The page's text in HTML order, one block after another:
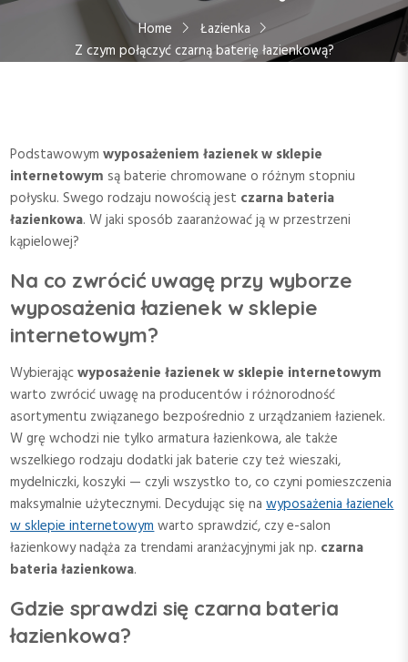
Home
Łazienka
Z czym połączyć czarną baterię łazienkową?
Podstawowymwyposażeniem łazienek w sklepie
internetowym są baterie chromowane o różnym stopniu
połysku. Swego rodzaju nowością jest czarna bateria
łazienkowa. W jaki sposób zaaranżować ją w przestrzeni
kąpielowej?
Na co zwrócić uwagę przy wyborze
wyposażenia łazienek w sklepie
internetowym?
Wybierającwyposażenie łazienek w sklepie internetowym
warto zwrócić uwagę na producentów i różnorodność
asortymentu związanego bezpośrednio z urządzaniem łazienek.
W grę wchodzi nie tylko armatura łazienkowa, ale także
wszelkiego rodzaju dodatki jak baterie czy też wieszaki,
mydelniczki, koszyki — czyli wszystko to, co czyni pomieszczenia
maksymalnie użytecznymi. Decydując się nawyposażenia łazienek
w sklepie internetowymwarto sprawdzić, czy e-salon
łazienkowy nadąża za trendami aranżacyjnymi jak np. czarna
bateria łazienkowa.
Gdzie sprawdzi się czarna bateria
łazienkowa?